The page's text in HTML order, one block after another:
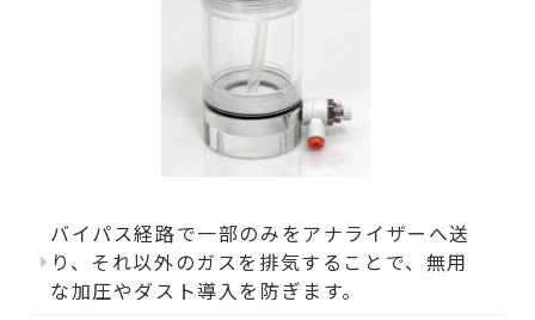
バイパス経路で一部のみをアナライザーへ送
り、それ以外のガスを排気することで、無用
な加圧やダスト導入を防ぎます。